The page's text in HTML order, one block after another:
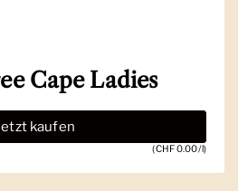
Cape Ladies
kaufen
(CHF 0.00/l)